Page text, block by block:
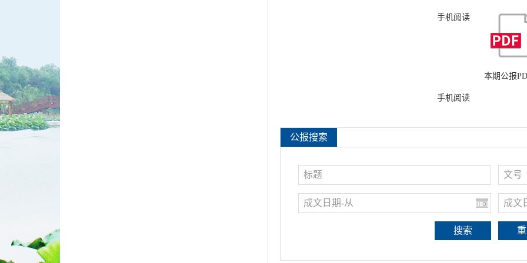
手机阅读
本期公报
手机阅读
搜索